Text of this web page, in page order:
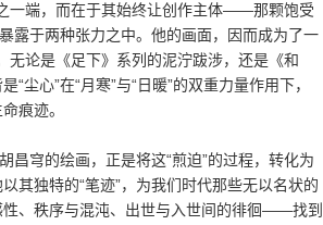
之一端，而在于其始终让创作主体——那颗饱受
露于两种张力之中。他的画面，因而成为了一
无论是《足下》系列的泥泞跋涉，还是《和
“尘心”在“月寒”与“日暖”的双重力量作用下，
痕迹。
昌穹的绘画，正是将这“煎迫”的过程，转化为
其独特的“笔迹”，为我们时代那些无以名状的
、秩序与混沌、出世与入世间的徘徊——找到